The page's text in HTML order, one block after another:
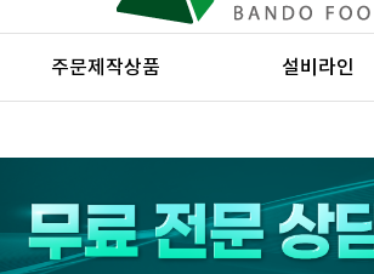
주문제작상품 설비라인